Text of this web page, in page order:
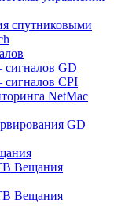
спутниковыми
GD
CPI
NetMac
GD
Вещания
Вещания